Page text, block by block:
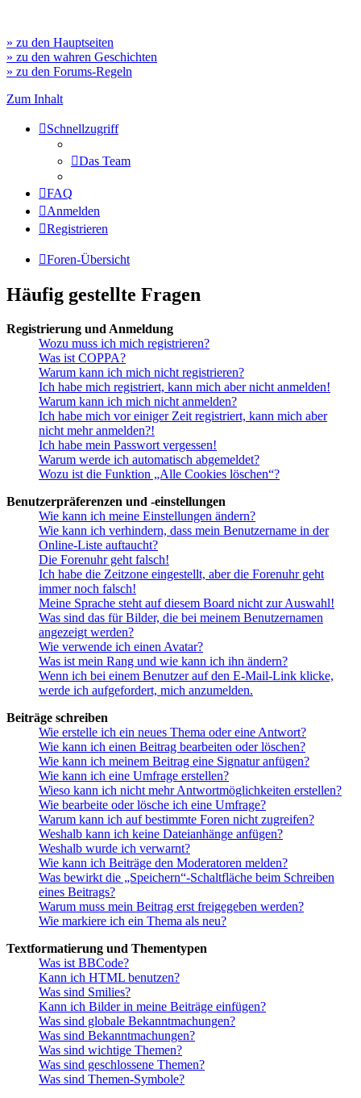
» zu den Hauptseiten
» zu den wahren Geschichten
» zu den Forums-Regeln
Zum Inhalt
Schnellzugriff
Das Team
FAQ
Anmelden
Registrieren
Foren-Übersicht
Häufig gestellte Fragen
Registrierung und Anmeldung
Wozu muss ich mich registrieren?
Was ist COPPA?
Warum kann ich mich nicht registrieren?
Ich habe mich registriert, kann mich aber nicht anmelden!
Warum kann ich mich nicht anmelden?
Ich habe mich vor einiger Zeit registriert, kann mich aber
nicht mehr anmelden?!
Ich habe mein Passwort vergessen!
Warum werde ich automatisch abgemeldet?
Wozu ist die Funktion „Alle Cookies löschen“?
Benutzerpräferenzen und -einstellungen
Wie kann ich meine Einstellungen ändern?
Wie kann ich verhindern, dass mein Benutzername in der
Online-Liste auftaucht?
Die Forenuhr geht falsch!
Ich habe die Zeitzone eingestellt, aber die Forenuhr geht
immer noch falsch!
Meine Sprache steht auf diesem Board nicht zur Auswahl!
Was sind das für Bilder, die bei meinem Benutzernamen
angezeigt werden?
Wie verwende ich einen Avatar?
Was ist mein Rang und wie kann ich ihn ändern?
Wenn ich bei einem Benutzer auf den E-Mail-Link klicke,
werde ich aufgefordert, mich anzumelden.
Beiträge schreiben
Wie erstelle ich ein neues Thema oder eine Antwort?
Wie kann ich einen Beitrag bearbeiten oder löschen?
Wie kann ich meinem Beitrag eine Signatur anfügen?
Wie kann ich eine Umfrage erstellen?
Wieso kann ich nicht mehr Antwortmöglichkeiten erstellen?
Wie bearbeite oder lösche ich eine Umfrage?
Warum kann ich auf bestimmte Foren nicht zugreifen?
Weshalb kann ich keine Dateianhänge anfügen?
Weshalb wurde ich verwarnt?
Wie kann ich Beiträge den Moderatoren melden?
Was bewirkt die „Speichern“-Schaltfläche beim Schreiben
eines Beitrags?
Warum muss mein Beitrag erst freigegeben werden?
Wie markiere ich ein Thema als neu?
Textformatierung und Thementypen
Was ist BBCode?
Kann ich HTML benutzen?
Was sind Smilies?
Kann ich Bilder in meine Beiträge einfügen?
Was sind globale Bekanntmachungen?
Was sind Bekanntmachungen?
Was sind wichtige Themen?
Was sind geschlossene Themen?
Was sind Themen-Symbole?